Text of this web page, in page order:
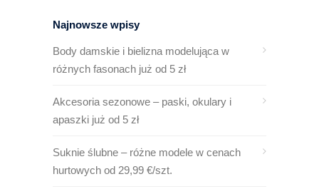
Najnowsze wpisy
Body damskie i bielizna modelująca w
różnych fasonach już od 5 zł
Akcesoria sezonowe – paski, okulary i
apaszki już od 5 zł
Suknie ślubne – różne modele w cenach
hurtowych od 29,99 €/szt.